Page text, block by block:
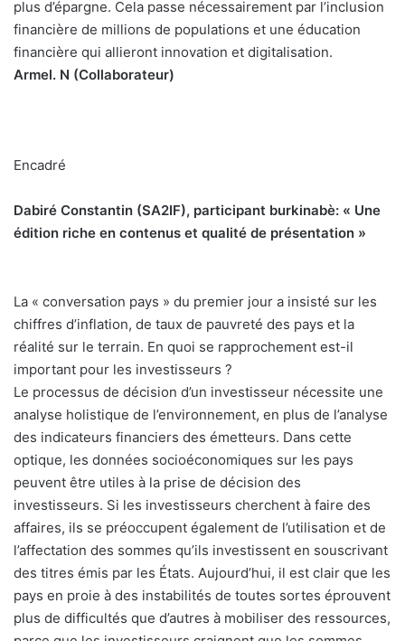
plus d’épargne. Cela passe nécessairement par l’inclusion
financière de millions de populations et une éducation
financière qui allieront innovation et digitalisation.
Armel. N (Collaborateur)
Encadré
Dabiré Constantin (SA2IF), participant burkinabè: « Une
édition riche en contenus et qualité de présentation »
La « conversation pays » du premier jour a insisté sur les
chiffres d’inflation, de taux de pauvreté des pays et la
réalité sur le terrain. En quoi se rapprochement est-il
important pour les investisseurs ?
Le processus de décision d’un investisseur nécessite une
analyse holistique de l’environnement, en plus de l’analyse
des indicateurs financiers des émetteurs. Dans cette
optique, les données socioéconomiques sur les pays
peuvent être utiles à la prise de décision des
investisseurs. Si les investisseurs cherchent à faire des
affaires, ils se préoccupent également de l’utilisation et de
l’affectation des sommes qu’ils investissent en souscrivant
des titres émis par les États. Aujourd’hui, il est clair que les
pays en proie à des instabilités de toutes sortes éprouvent
plus de difficultés que d’autres à mobiliser des ressources,